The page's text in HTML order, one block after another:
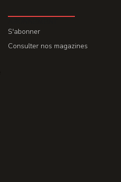
S'abonner
Consulter nos magazines